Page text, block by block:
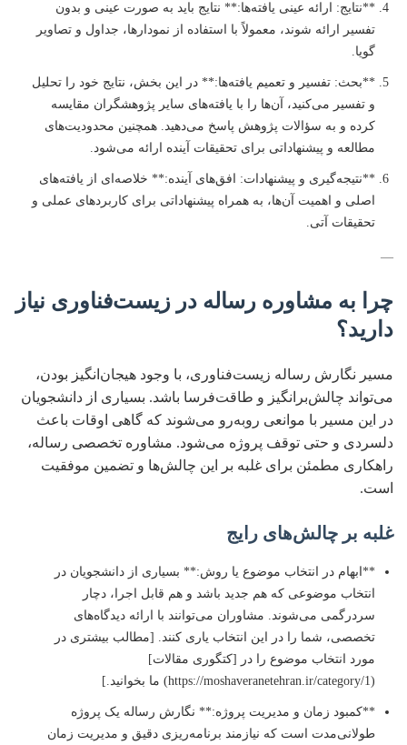
**نتایج: ارائه عینی یافته‌ها:** نتایج باید به صورت عینی و بدون
تفسیر ارائه شوند، معمولاً با استفاده از نمودارها، جداول و تصاویر
گویا.
**بحث: تفسیر و تعمیم یافته‌ها:** در این بخش، نتایج خود را تحلیل
و تفسیر می‌کنید، آن‌ها را با یافته‌های سایر پژوهشگران مقایسه
کرده و به سؤالات پژوهش پاسخ می‌دهید. همچنین محدودیت‌های
مطالعه و پیشنهاداتی برای تحقیقات آینده ارائه می‌شود.
**نتیجه‌گیری و پیشنهادات: افق‌های آینده:** خلاصه‌ای از یافته‌های
اصلی و اهمیت آن‌ها، به همراه پیشنهاداتی برای کاربردهای عملی و
تحقیقات آتی.
—
چرا به مشاوره رساله در زیست‌فناوری نیاز
دارید؟
مسیر نگارش رساله زیست‌فناوری، با وجود هیجان‌انگیز بودن،
می‌تواند چالش‌برانگیز و طاقت‌فرسا باشد. بسیاری از دانشجویان
در این مسیر با موانعی روبه‌رو می‌شوند که گاهی اوقات باعث
دلسردی و حتی توقف پروژه می‌شود. مشاوره تخصصی رساله،
راهکاری مطمئن برای غلبه بر این چالش‌ها و تضمین موفقیت
است.
غلبه بر چالش‌های رایج
**ابهام در انتخاب موضوع یا روش:** بسیاری از دانشجویان در
انتخاب موضوعی که هم جدید باشد و هم قابل اجرا، دچار
سردرگمی می‌شوند. مشاوران می‌توانند با ارائه دیدگاه‌های
تخصصی، شما را در این انتخاب یاری کنند. [مطالب بیشتری در
مورد انتخاب موضوع را در [کتگوری مقالات]
(https://moshaveranetehran.ir/category/1) ما بخوانید.]
**کمبود زمان و مدیریت پروژه:** نگارش رساله یک پروژه
طولانی‌مدت است که نیازمند برنامه‌ریزی دقیق و مدیریت زمان